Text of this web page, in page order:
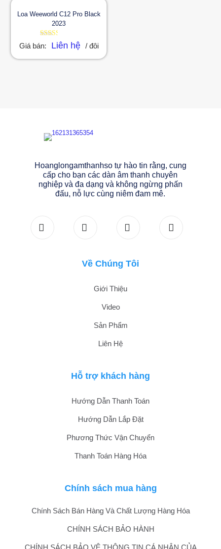
Loa Weeworld C12 Pro Black
2023
Được
xếp
hạng
Giá bán: Liên hệ / đôi
Hoanglongamthanhso tự hào tin rằng, cung
cấp cho bạn các dàn âm thanh chuyên
nghiệp và đa dạng và không ngừng phấn
đấu, nỗ lực cùng niêm đam mê.
Về Chúng Tôi
Giới Thiệu
Video
Sản Phẩm
Liên Hệ
Hỗ trợ khách hàng
Hướng Dẫn Thanh Toán
Hướng Dẫn Lắp Đặt
Phương Thức Vận Chuyển
Thanh Toán Hàng Hóa
Chính sách mua hàng
Chính Sách Bán Hàng Và Chất Lượng Hàng Hóa
CHÍNH SÁCH BẢO HÀNH
CHÍNH SÁCH BẢO VỆ THÔNG TIN CÁ NHÂN CỦA